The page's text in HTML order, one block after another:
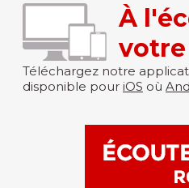
À
Téléchargez notre
disponible pour iOS où